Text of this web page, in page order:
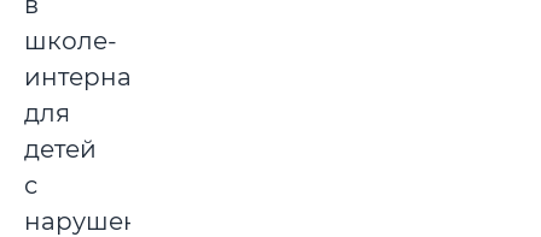
школе-
интернате
для
детей
с
нарушением